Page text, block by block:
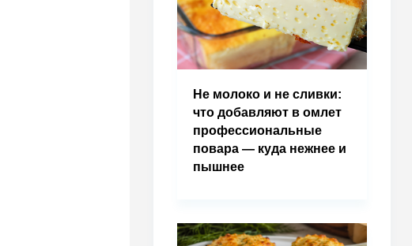
Не молоко и не сливки:
что добавляют в омлет
профессиональные
повара — куда нежнее и
пышнее